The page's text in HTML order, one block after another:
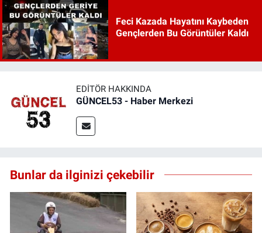
Feci Kazada Hayatını Kaybeden
Gençlerden Bu Görüntüler Kaldı
EDITÖR HAKKINDA
GÜNCEL53 - Haber Merkezi
Bunlar da ilginizi çekebilir